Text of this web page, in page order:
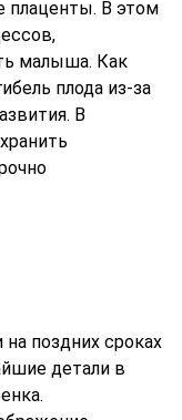
плаценты. В этом
малыша. Как
плода из-за
В
поздних сроках
детали в